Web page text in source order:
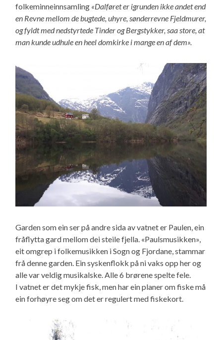
folkeminneinnsamling «Dalføret er igrunden ikke andet end
en Revne mellom de bugtede, uhyre, sønderrevne Fjeldmurer,
og fyldt med nedstyrtede Tinder og Bergstykker, saa store, at
man kunde udhule en heel domkirke i mange en af dem».
Garden som ein ser på andre sida av vatnet er Paulen, ein
fråflytta gard mellom dei steile fjella. «Paulsmusikken»,
eit omgrep i folkemusikken i Sogn og Fjordane, stammar
frå denne garden. Ein syskenflokk på ni vaks opp her og
alle var veldig musikalske. Alle 6 brørene spelte fele.
I vatnet er det mykje fisk, men har ein planer om fiske må
ein forhøyre seg om det er regulert med fiskekort.